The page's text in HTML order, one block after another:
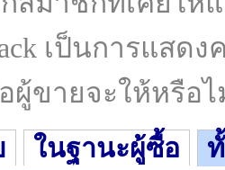
เป็นการแส
ผู้ขายจะให้หรือไ
ในฐานะผู้ซื้อ